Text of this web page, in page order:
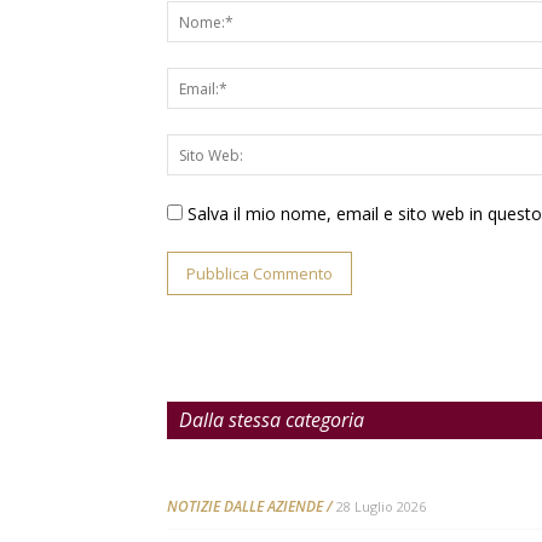
Salva il mio nome, email e sito web in
Dalla stessa categoria
NOTIZIE DALLE AZIENDE 28 Luglio 2026